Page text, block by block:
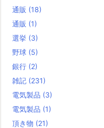
通販 (18)
通販 (1)
選挙 (3)
野球 (5)
銀行 (2)
雑記 (231)
電気製品 (3)
電気製品 (1)
頂き物 (21)